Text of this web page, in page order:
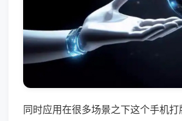
同时应用在很多场景之下这个手机